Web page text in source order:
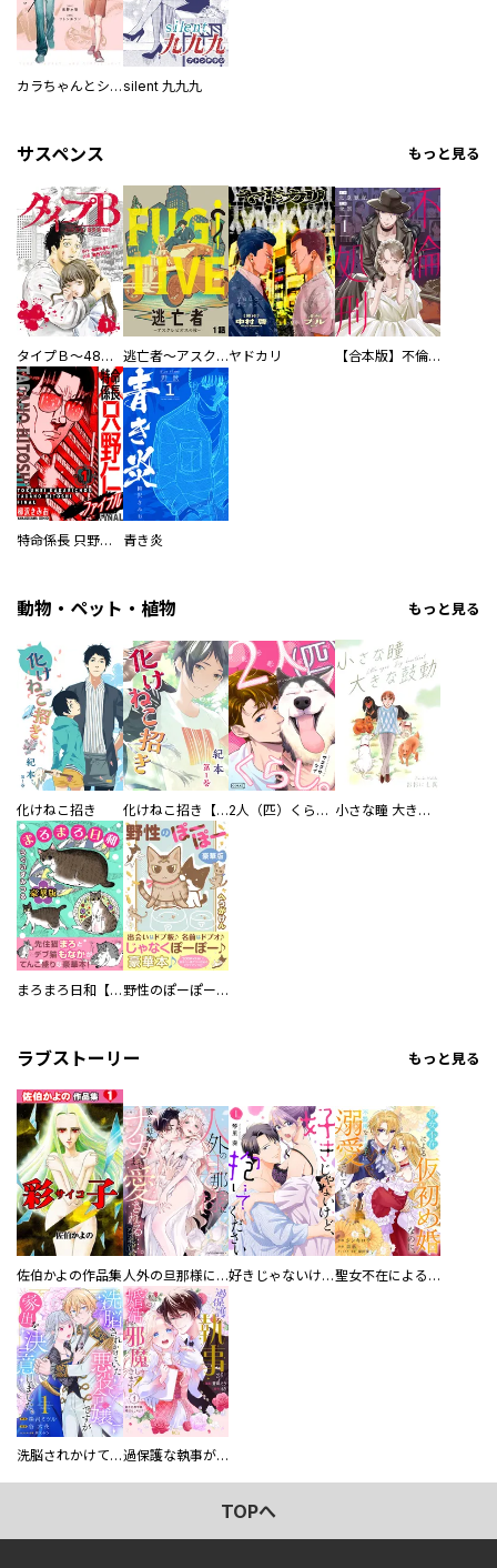
カラちゃんとシトーさんと、silent 九九九
サスペンス もっと見る
タイプＢ～48時間後、致死率100％～【単話】 逃亡者～アスクレピオスの杖～ヤドカリ 【合本版】不倫処刑
特命係長 只野仁ファイナル 愛蔵版 青き炎
動物・ペット・植物 もっと見る
化けねこ招き 化けねこ招き【描きおろし付合冊版】 2人（匹）くらし。 小さな瞳 大きな鼓動
まろまろ日和【豪華版】 野性のぽーぽー【豪華版】
ラブストーリー もっと見る
佐伯かよの作品集 人外の旦那様に娶られ毎晩ナカまで愛される…。アンソロジー 好きじゃないけど、抱いてください【電子単行本版／特典おまけ付き】 聖女不在による仮初め婚なのに、不器用な王太子に溺愛されています【電子単行本版／特典おまけ付き】
洗脳されかけていた悪役令嬢ですが家出を決意しました。【電子単行本版／特典おまけ付き】 過保護な執事が私の婚活を邪魔してきます！ 分冊版
TOPへ